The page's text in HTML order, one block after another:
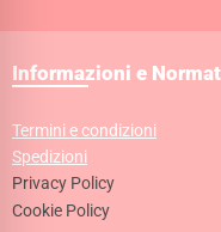
Informazioni e
Termini e condizioni
Spedizioni
Privacy Policy
Cookie Policy